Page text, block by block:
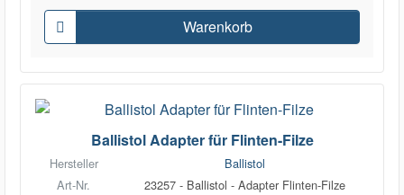
Warenkorb
Ballistol Adapter für Flinten-Filze
Hersteller
Ballistol
Art-Nr.
23257 - Ballistol - Adapter Flinten-Filze